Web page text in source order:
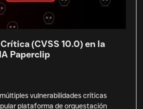
(CVSS 10.0) en la
Paperclip
vulnerabilidades críticas
plataforma de orquestación